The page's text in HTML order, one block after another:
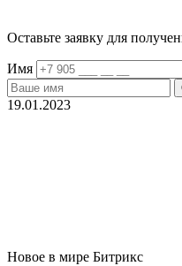
Оставьте заявку для
Имя
19.01.2023
Новое в мире Битрикс